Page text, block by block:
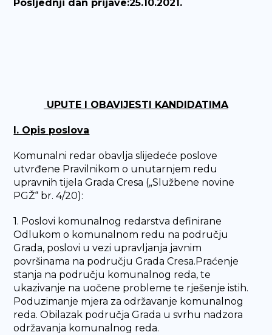
Posljednji dan prijave:25.10.2021.
UPUTE I OBAVIJESTI KANDIDATIMA
I. Opis poslova
Komunalni redar obavlja slijedeće poslove
utvrđene Pravilnikom o unutarnjem redu
upravnih tijela Grada Cresa („Službene novine
PGŽ“ br. 4/20):
1. Poslovi komunalnog redarstva definirane
Odlukom o komunalnom redu na području
Grada, poslovi u vezi upravljanja javnim
površinama na području Grada Cresa.Praćenje
stanja na području komunalnog reda, te
ukazivanje na uočene probleme te rješenje istih.
Poduzimanje mjera za održavanje komunalnog
reda. Obilazak područja Grada u svrhu nadzora
održavanja komunalnog reda.